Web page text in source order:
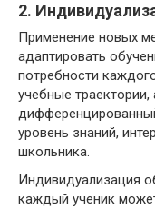
2.
Применение новых
адаптировать
потребности
учебные
уровень знаний,
школьника.
Индивидуализация
каждый ученик